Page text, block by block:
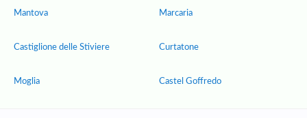
Mantova
Castiglione delle Stiviere
Moglia
Marcaria
Curtatone
Castel Goffredo